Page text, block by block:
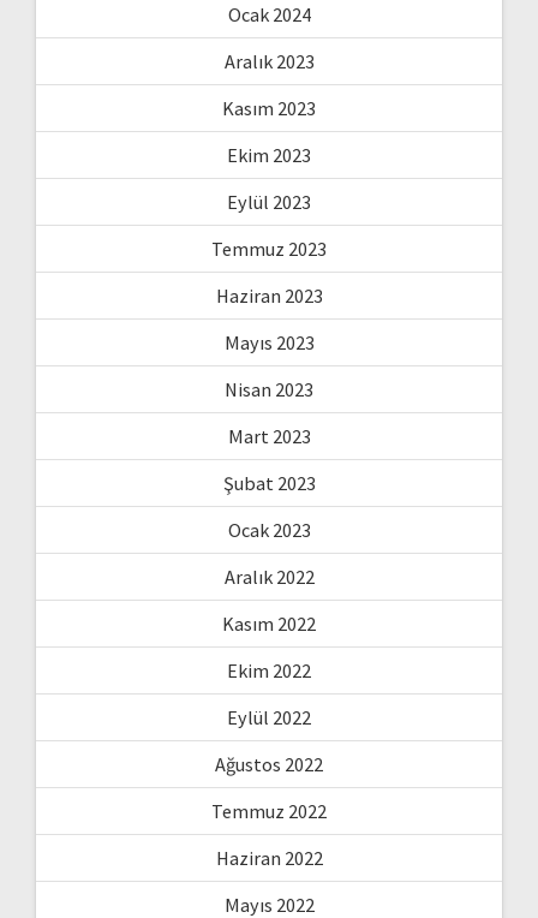
Ocak 2024
Aralık 2023
Kasım 2023
Ekim 2023
Eylül 2023
Temmuz 2023
Haziran 2023
Mayıs 2023
Nisan 2023
Mart 2023
Şubat 2023
Ocak 2023
Aralık 2022
Kasım 2022
Ekim 2022
Eylül 2022
Ağustos 2022
Temmuz 2022
Haziran 2022
Mayıs 2022